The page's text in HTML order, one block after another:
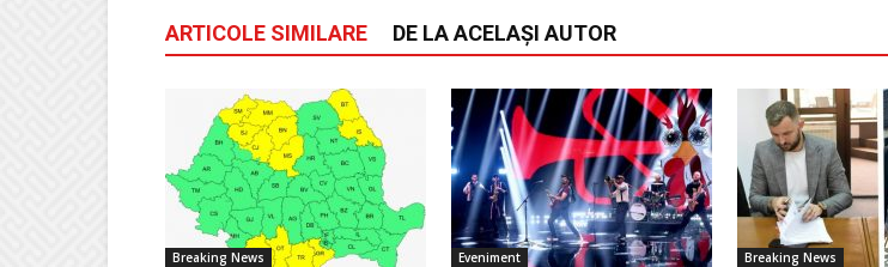
ARTICOLE SIMILARE DE LA ACELAȘI AUTOR
Breaking News Eveniment Breaking News